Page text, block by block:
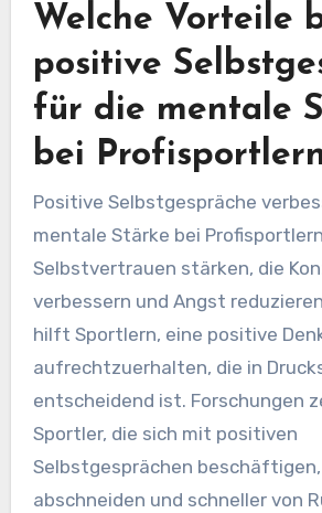
Welche Vorteile
positive
für die mentale
bei
Positive Selbstgespräche
mentale Stärke bei
Selbstvertrauen stärken, die
verbessern und Angst
hilft Sportlern, eine positive
aufrechtzuerhalten, die in
entscheidend ist. Forschungen
Sportler, die sich mit positiven
Selbstgesprächen
abschneiden und schneller von